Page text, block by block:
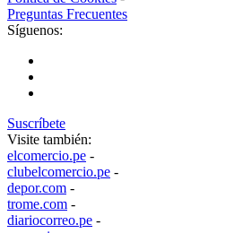
Preguntas Frecuentes
Síguenos:
Suscríbete
Visite también:
elcomercio.pe -
clubelcomercio.pe -
depor.com -
trome.com -
diariocorreo.pe -